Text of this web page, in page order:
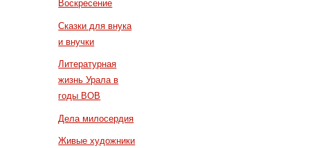
Воскресение
Сказки для внука
и внучки
Литературная
жизнь Урала в
годы ВОВ
Дела милосердия
Живые художники